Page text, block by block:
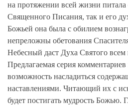
на протяжении всей жизни питала
Священного Писания, так и его
Божьей она была с обилием
непреложны обетования
Небесный даст Духа Святого
Предлагаемая серия
возможность насладиться
наставлениями. Читающий их с
будет постигать мудрость Божью.